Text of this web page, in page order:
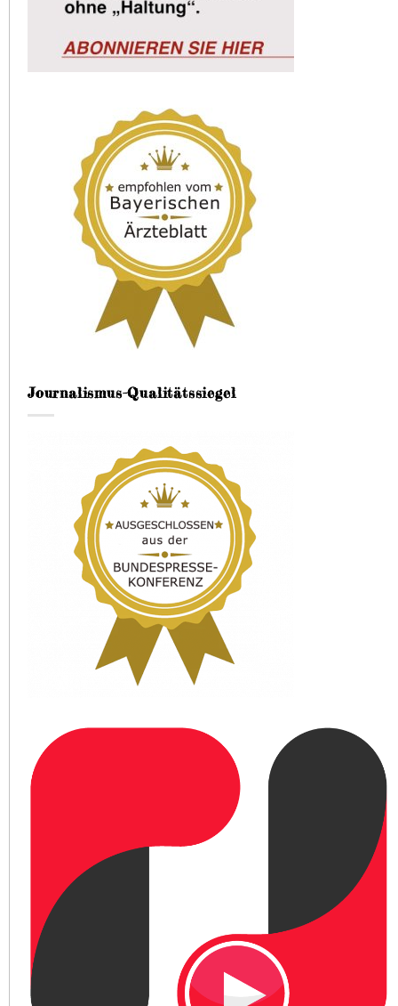
Journalismus-Qualitätssiegel